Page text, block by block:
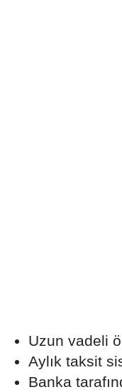
Uzun vadeli
Aylık taksit
Banka